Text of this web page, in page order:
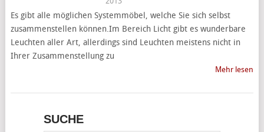
Es gibt alle möglichen Systemmöbel, welche Sie sich selbst
zusammenstellen können.Im Bereich Licht gibt es wunderbare
Leuchten aller Art, allerdings sind Leuchten meistens nicht in
Ihrer Zusammenstellung zu
Mehr lesen
SUCHE